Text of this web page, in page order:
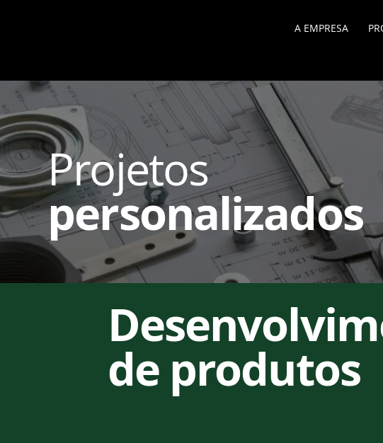
A EMPRESA
Projetos
personalizados
de produtos